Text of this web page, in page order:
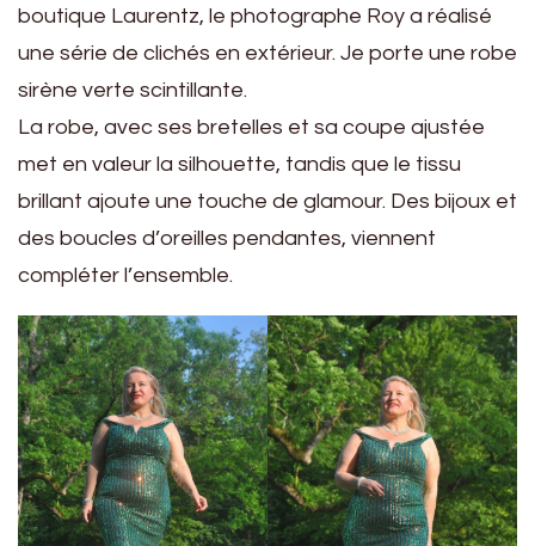
boutique Laurentz, le photographe Roy a réalisé
une série de clichés en extérieur. Je porte une robe
sirène verte scintillante.
La robe, avec ses bretelles et sa coupe ajustée
met en valeur la silhouette, tandis que le tissu
brillant ajoute une touche de glamour. Des bijoux et
des boucles d’oreilles pendantes, viennent
compléter l’ensemble.